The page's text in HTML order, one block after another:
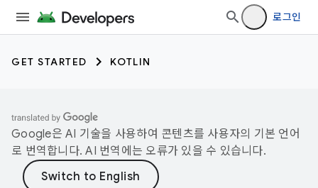
로그인
GET STARTED KOTLIN
Google은 AI 기술을 사용하여 콘텐츠를 사용자의 기본 언어
로 번역합니다. AI 번역에는 오류가 있을 수 있습니다.